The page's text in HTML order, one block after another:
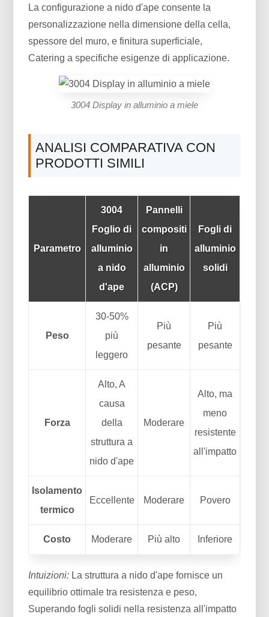
La configurazione a nido d'ape consente la
personalizzazione nella dimensione della cella,
spessore del muro, e finitura superficiale,
Catering a specifiche esigenze di applicazione.
3004 Display in alluminio a miele
ANALISI COMPARATIVA CON
PRODOTTI SIMILI
Parametro
3004
Foglio di
alluminio
a nido
d'ape
Pannelli
compositi
in
alluminio
(ACP)
Fogli di
alluminio
solidi
Peso
30-50%
più
leggero
Più
pesante
Più
pesante
Forza
Alto, A
causa
della
struttura a
nido d'ape
Moderare
Alto, ma
meno
resistente
all'impatto
Isolamento
termico
Eccellente Moderare Povero
Costo Moderare Più alto Inferiore
Intuizioni: La struttura a nido d'ape fornisce un
equilibrio ottimale tra resistenza e peso,
Superando fogli solidi nella resistenza all'impatto